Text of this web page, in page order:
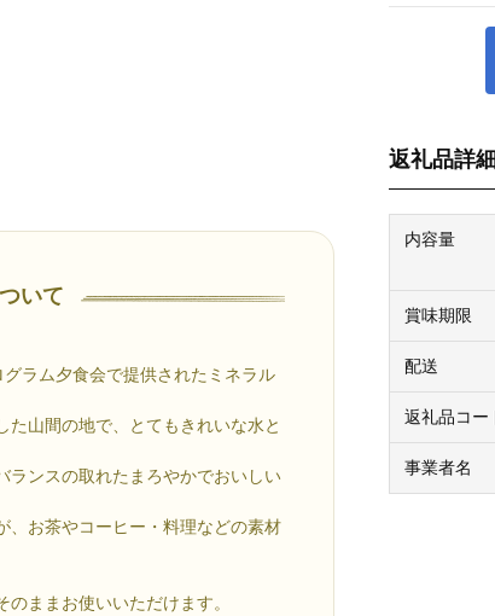
いて
ラム夕食会で提供されたミネラル
た山間の地で、とてもきれいな水と
ランスの取れたまろやかでおいしい
、お茶やコーヒー・料理などの素材
ままお使いいただけます。
返礼品詳
内容量
賞味期限
配送
返礼品コー
事業者名